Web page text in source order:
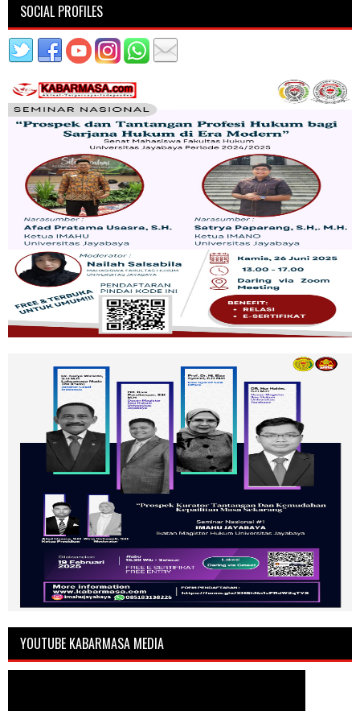
SOCIAL PROFILES
YOUTUBE KABARMASA MEDIA